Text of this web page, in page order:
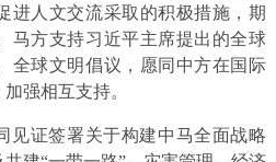
进人文交流采取的积极措施，期
马方支持习近平主席提出的全球
全球文明倡议，愿同中方在国际
强相互支持。
见证签署关于构建中马全面战略